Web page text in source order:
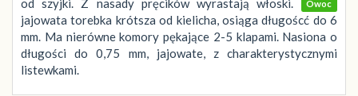
Owoc
jajowata torebka krótsza od kielicha, osiąga długoścć do 6
mm. Ma nierówne komory pękające 2-5 klapami. Nasiona o
długości do 0,75 mm, jajowate, z charakterystycznymi
listewkami.